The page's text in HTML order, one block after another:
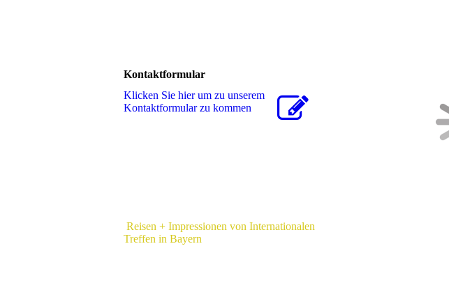
Kontaktformular
Klicken Sie hier um zu unserem
Kon­takt­for­mu­lar zu kommen
Reisen + Impressionen von Internationalen
Treffen in Bayern